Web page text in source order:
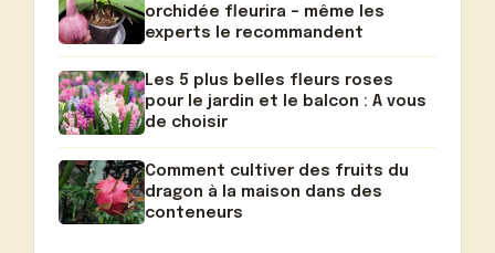
orchidée fleurira – même les
experts le recommandent
Les 5 plus belles fleurs roses
pour le jardin et le balcon : A vous
de choisir
Comment cultiver des fruits du
dragon à la maison dans des
conteneurs